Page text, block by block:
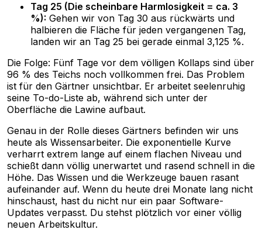
Tag 25 (Die scheinbare Harmlosigkeit = ca. 3
%): Gehen wir von Tag 30 aus rückwärts und
halbieren die Fläche für jeden vergangenen Tag,
landen wir an Tag 25 bei gerade einmal 3,125 %.
Die Folge: Fünf Tage vor dem völligen Kollaps sind über
96 % des Teichs noch vollkommen frei. Das Problem
ist für den Gärtner unsichtbar. Er arbeitet seelenruhig
seine To-do-Liste ab, während sich unter der
Oberfläche die Lawine aufbaut.
Genau in der Rolle dieses Gärtners befinden wir uns
heute als Wissensarbeiter. Die exponentielle Kurve
verharrt extrem lange auf einem flachen Niveau und
schießt dann völlig unerwartet und rasend schnell in die
Höhe. Das Wissen und die Werkzeuge bauen rasant
aufeinander auf. Wenn du heute drei Monate lang nicht
hinschaust, hast du nicht nur ein paar Software-
Updates verpasst. Du stehst plötzlich vor einer völlig
neuen Arbeitskultur.